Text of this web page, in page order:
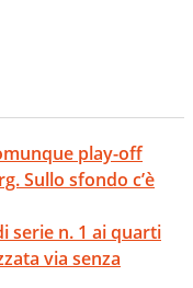
play-off
Sullo sfondo c’è
serie n. 1 ai quarti
via senza